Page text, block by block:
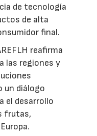
de tecnología
de alta
final.
reafirma
las regiones y
un diálogo
el desarrollo
frutas,